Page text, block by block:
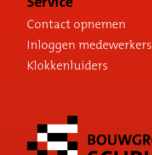
Contact opnemen
Inloggen medewerkers
Klokkenluiders